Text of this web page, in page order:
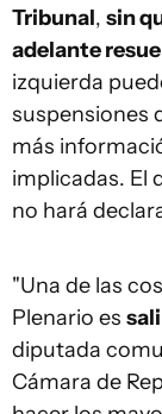
Tribunal, sin
adelante
izquierda
suspensiones
más
implicadas. El
no hará
"Una de las
Plenario es
diputada
Cámara de